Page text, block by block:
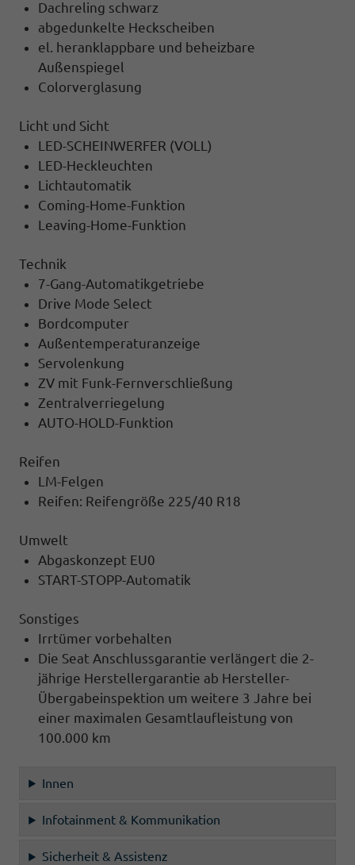
Dachreling schwarz
abgedunkelte Heckscheiben
el. heranklappbare und beheizbare
Außenspiegel
Colorverglasung
Licht und Sicht
LED-SCHEINWERFER (VOLL)
LED-Heckleuchten
Lichtautomatik
Coming-Home-Funktion
Leaving-Home-Funktion
Technik
7-Gang-Automatikgetriebe
Drive Mode Select
Bordcomputer
Außentemperaturanzeige
Servolenkung
ZV mit Funk-Fernverschließung
Zentralverriegelung
AUTO-HOLD-Funktion
Reifen
LM-Felgen
Reifen: Reifengröße 225/40 R18
Umwelt
Abgaskonzept EU0
START-STOPP-Automatik
Sonstiges
Irrtümer vorbehalten
Die Seat Anschlussgarantie verlängert die 2-
jährige Herstellergarantie ab Hersteller-
Übergabeinspektion um weitere 3 Jahre bei
einer maximalen Gesamtlaufleistung von
100.000 km
Innen
Infotainment & Kommunikation
Sicherheit & Assistenz